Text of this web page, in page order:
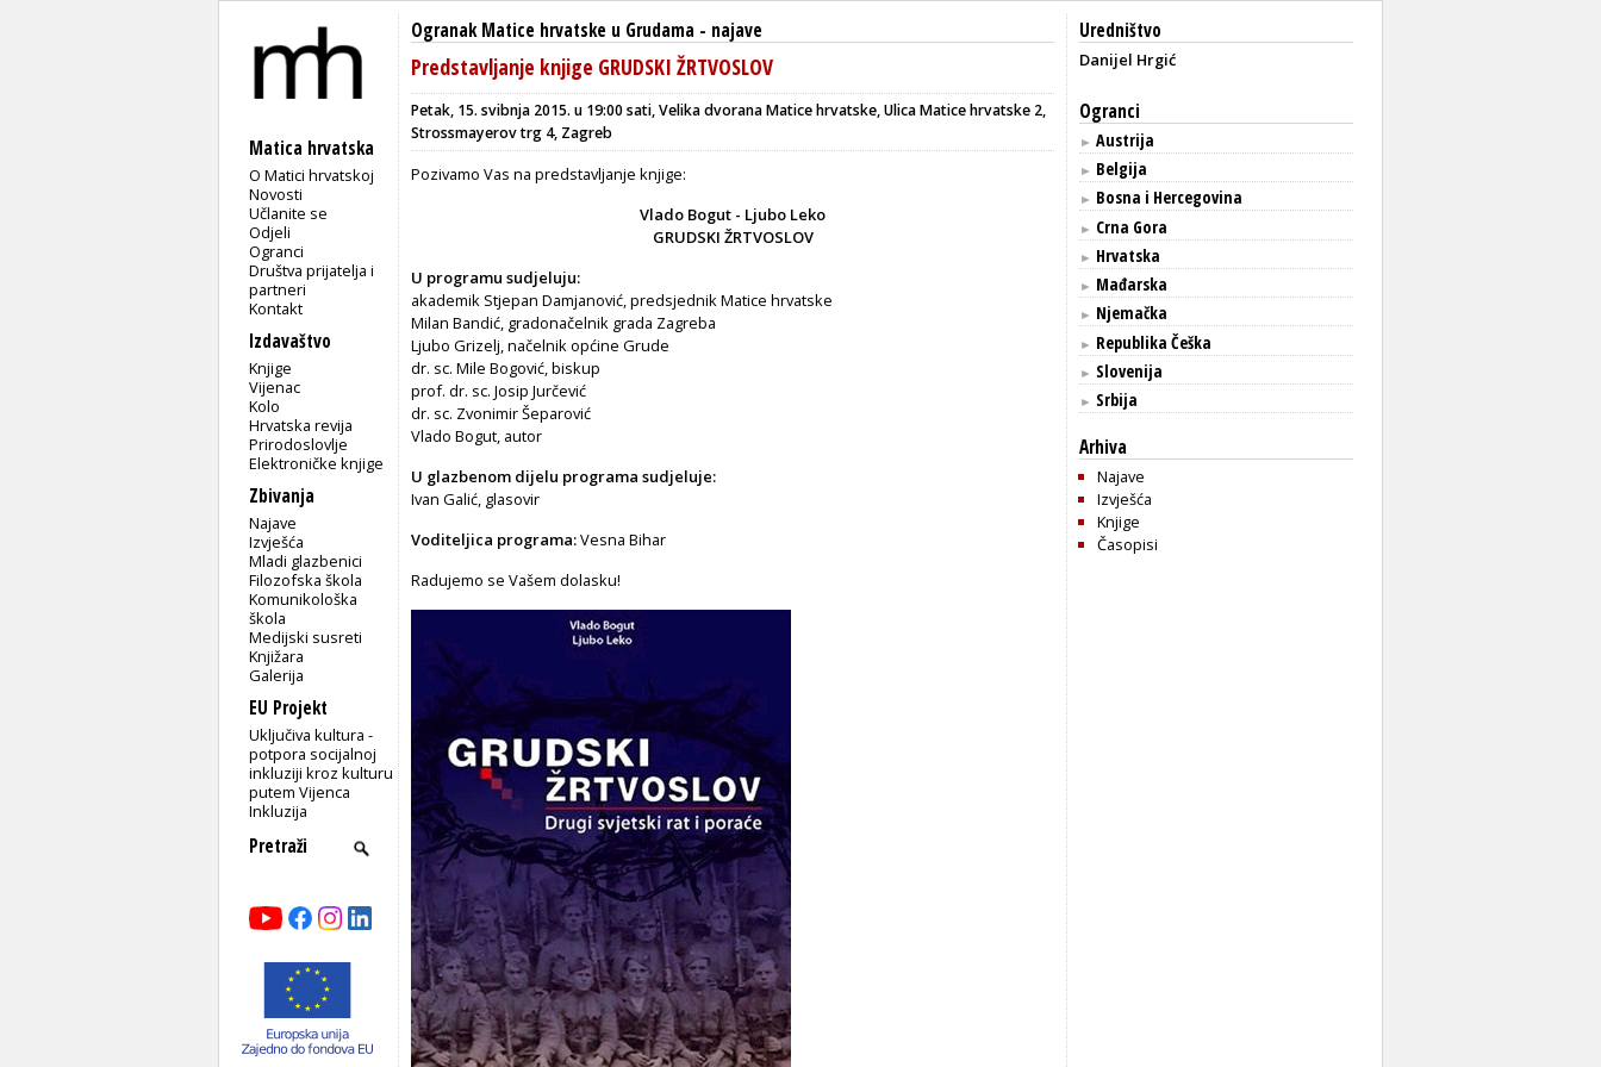
Matica hrvatska
O Matici hrvatskoj
Novosti
Učlanite se
Odjeli
Ogranci
Društva prijatelja i
partneri
Kontakt
Izdavaštvo
Knjige
Vijenac
Kolo
Hrvatska revija
Prirodoslovlje
Elektroničke knjige
Zbivanja
Najave
Izvješća
Mladi glazbenici
Filozofska škola
Komunikološka
škola
Medijski susreti
Knjižara
Galerija
EU Projekt
Uključiva kultura -
potpora socijalnoj
inkluziji kroz kulturu
putem Vijenca
Inkluzija
Ogranak Matice hrvatske u Grudama - najave
Predstavljanje knjige GRUDSKI ŽRTVOSLOV
Petak, 15. svibnja 2015. u 19:00 sati, Velika dvorana Matice hrvatske, Ulica Matice hrvatske 2,
Strossmayerov trg 4, Zagreb
Pozivamo Vas na predstavljanje knjige:
Vlado Bogut - Ljubo Leko
GRUDSKI ŽRTVOSLOV
U programu sudjeluju:
akademik Stjepan Damjanović, predsjednik Matice hrvatske
Milan Bandić, gradonačelnik grada Zagreba
Ljubo Grizelj, načelnik općine Grude
dr. sc. Mile Bogović, biskup
prof. dr. sc. Josip Jurčević
dr. sc. Zvonimir Šeparović
Vlado Bogut, autor
U glazbenom dijelu programa sudjeluje:
Ivan Galić, glasovir
Voditeljica programa:Vesna Bihar
Radujemo se Vašem dolasku!
Uredništvo
Danijel Hrgić
Ogranci
► Austrija
► Belgija
► Bosna i Hercegovina
► Crna Gora
► Hrvatska
► Mađarska
► Njemačka
► Republika Češka
► Slovenija
► Srbija
Arhiva
Najave
Izvješća
Knjige
Časopisi